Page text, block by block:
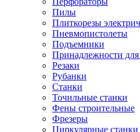
Пилы
Плиткорезы
Пневмопистолеты
Подъемники
Принадлежности для
Резаки
Рубанки
Станки
Точильные станки
Фены строительные
Фрезеры
Циркулярные станки